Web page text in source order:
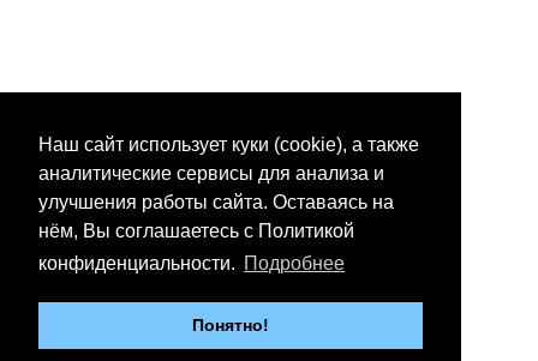
Наш сайт использует куки (cookie), а также
аналитические сервисы для анализа и
улучшения работы сайта. Оставаясь на
нём, Вы соглашаетесь с Политикой
конфиденциальности. Подробнее
Понятно!